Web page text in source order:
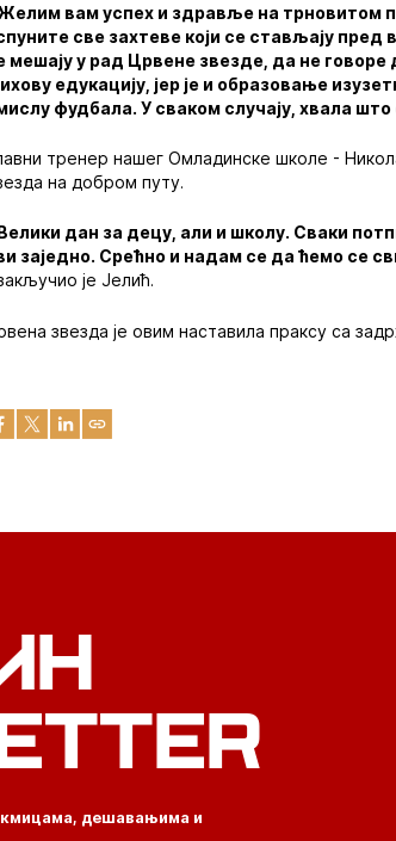
вам успех и здравље на трновитом
све захтеве који се стављају
мешају у рад Црвене звезде, да не говоре
едукацију, јер је и образовање
фудбала. У сваком случају, хвала
тренер нашег Омладинске школе -
на добром путу.
дан за децу, али и школу. Сваки
заједно. Срећно и надам се да ћемо се
је Јелић.
звезда је овим наставила праксу са
дешавањима и